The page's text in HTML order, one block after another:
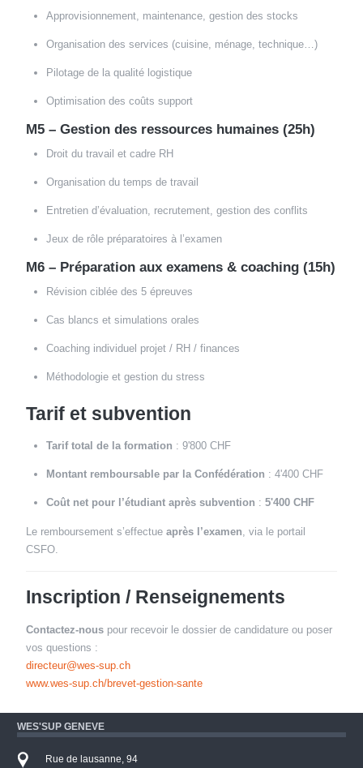
Approvisionnement, maintenance, gestion des stocks
Organisation des services (cuisine, ménage, technique…)
Pilotage de la qualité logistique
Optimisation des coûts support
M5 – Gestion des ressources humaines (25h)
Droit du travail et cadre RH
Organisation du temps de travail
Entretien d’évaluation, recrutement, gestion des conflits
Jeux de rôle préparatoires à l’examen
M6 – Préparation aux examens & coaching (15h)
Révision ciblée des 5 épreuves
Cas blancs et simulations orales
Coaching individuel projet / RH / finances
Méthodologie et gestion du stress
Tarif et subvention
Tarif total de la formation : 9'800 CHF
Montant remboursable par la Confédération : 4'400 CHF
Coût net pour l’étudiant après subvention : 5'400 CHF
Le remboursement s’effectue après l’examen, via le portail
CSFO.
Inscription / Renseignements
Contactez-nouspour recevoir le dossier de candidature ou poser
vos questions :
directeur@wes-sup.ch
www.wes-sup.ch/brevet-gestion-sante
WES'SUP GENEVE
Rue de lausanne, 94